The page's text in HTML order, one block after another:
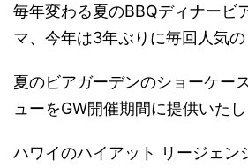
毎年変わる夏のBBQディナービ
マ、今年は3年ぶりに毎回人気の
夏のビアガーデンのショーケー
ューをGW開催期間に提供いたし
ハワイのハイアット リージェン